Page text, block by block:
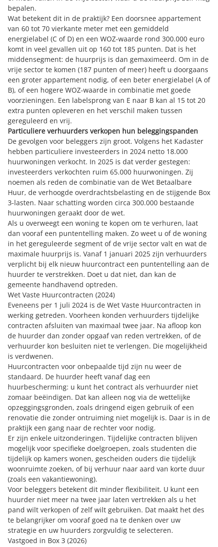
bepalen.
Wat betekent dit in de praktijk? Een doorsnee appartement
van 60 tot 70 vierkante meter met een gemiddeld
energielabel (C of D) en een WOZ-waarde rond 300.000 euro
komt in veel gevallen uit op 160 tot 185 punten. Dat is het
middensegment: de huurprijs is dan gemaximeerd. Om in de
vrije sector te komen (187 punten of meer) heeft u doorgaans
een groter appartement nodig, of een beter energielabel (A of
B), of een hogere WOZ-waarde in combinatie met goede
voorzieningen. Een labelsprong van E naar B kan al 15 tot 20
extra punten opleveren en het verschil maken tussen
gereguleerd en vrij.
Particuliere verhuurders verkopen hun beleggingspanden
De gevolgen voor beleggers zijn groot. Volgens het Kadaster
hebben particuliere investeerders in 2024 netto 18.000
huurwoningen verkocht. In 2025 is dat verder gestegen:
investeerders verkochten ruim 65.000 huurwoningen. Zij
noemen als reden de combinatie van de Wet Betaalbare
Huur, de verhoogde overdrachtsbelasting en de stijgende Box
3-lasten. Naar schatting worden circa 300.000 bestaande
huurwoningen geraakt door de wet.
Als u overweegt een woning te kopen om te verhuren, laat
dan vooraf een puntentelling maken. Zo weet u of de woning
in het gereguleerde segment of de vrije sector valt en wat de
maximale huurprijs is. Vanaf 1 januari 2025 zijn verhuurders
verplicht bij elk nieuw huurcontract een puntentelling aan de
huurder te verstrekken. Doet u dat niet, dan kan de
gemeente handhavend optreden.
Wet Vaste Huurcontracten (2024)
Eveneens per 1 juli 2024 is de Wet Vaste Huurcontracten in
werking getreden. Voorheen konden verhuurders tijdelijke
contracten afsluiten van maximaal twee jaar. Na afloop kon
de huurder dan zonder opgaaf van reden vertrekken, of de
verhuurder kon besluiten niet te verlengen. Die mogelijkheid
is verdwenen.
Huurcontracten voor onbepaalde tijd zijn nu weer de
standaard. De huurder heeft vanaf dag een
huurbescherming: u kunt het contract als verhuurder niet
zomaar beëindigen. Dat kan alleen nog via de wettelijke
opzeggingsgronden, zoals dringend eigen gebruik of een
renovatie die zonder ontruiming niet mogelijk is. Daar is in de
praktijk een gang naar de rechter voor nodig.
Er zijn enkele uitzonderingen. Tijdelijke contracten blijven
mogelijk voor specifieke doelgroepen, zoals studenten die
tijdelijk op kamers wonen, gescheiden ouders die tijdelijk
woonruimte zoeken, of bij verhuur naar aard van korte duur
(zoals een vakantiewoning).
Voor beleggers betekent dit minder flexibiliteit. U kunt een
huurder niet meer na twee jaar laten vertrekken als u het
pand wilt verkopen of zelf wilt gebruiken. Dat maakt het des
te belangrijker om vooraf goed na te denken over uw
strategie en uw huurders zorgvuldig te selecteren.
Vastgoed in Box 3 (2026)